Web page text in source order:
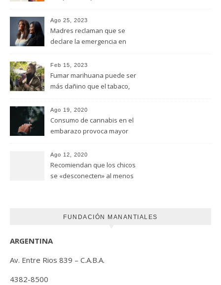
Ago 25, 2023
Madres reclaman que se
declare la emergencia en
Feb 15, 2023
Fumar marihuana puede ser
más dañino que el tabaco,
Universidad de Ottawa
Ago 19, 2020
Consumo de cannabis en el
embarazo provoca mayor
(FUNDACION MANANTIALES)
Ago 12, 2020
Recomiendan que los chicos
se «desconecten» al menos
FUNDACIÓN MANANTIALES
ARGENTINA
Av. Entre Rios 839 – C.A.B.A.
4382-8500